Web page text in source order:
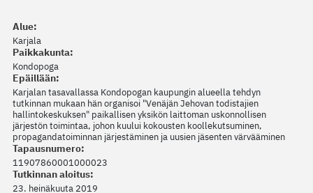
Alue:
Karjala
Paikkakunta:
Kondopoga
Epäillään:
Karjalan tasavallassa Kondopogan kaupungin alueella tehdyn
tutkinnan mukaan hän organisoi "Venäjän Jehovan todistajien
hallintokeskuksen" paikallisen yksikön laittoman uskonnollisen
järjestön toimintaa, johon kuului kokousten koollekutsuminen,
propagandatoiminnan järjestäminen ja uusien jäsenten värvääminen
Tapausnumero:
11907860001000023
Tutkinnan aloitus:
23. heinäkuuta 2019